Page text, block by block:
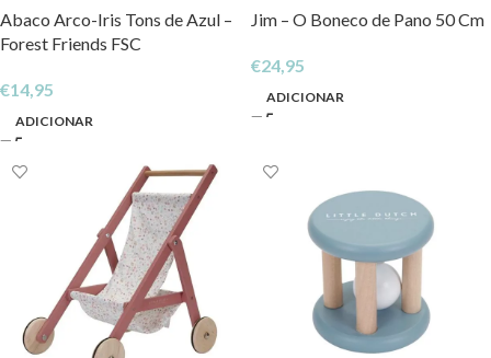
Abaco Arco-Iris Tons de Azul –
Forest Friends FSC
€14,95
ADICIONAR
Jim – O Boneco de Pano 50 Cm
€24,95
ADICIONAR